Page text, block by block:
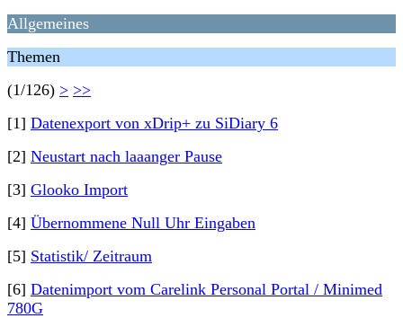
Allgemeines
Themen
(1/126) > >>
[1] Datenexport von xDrip+ zu SiDiary 6
[2] Neustart nach laaanger Pause
[3] Glooko Import
[4] Übernommene Null Uhr Eingaben
[5] Statistik/ Zeitraum
[6] Datenimport vom Carelink Personal Portal / Minimed
780G